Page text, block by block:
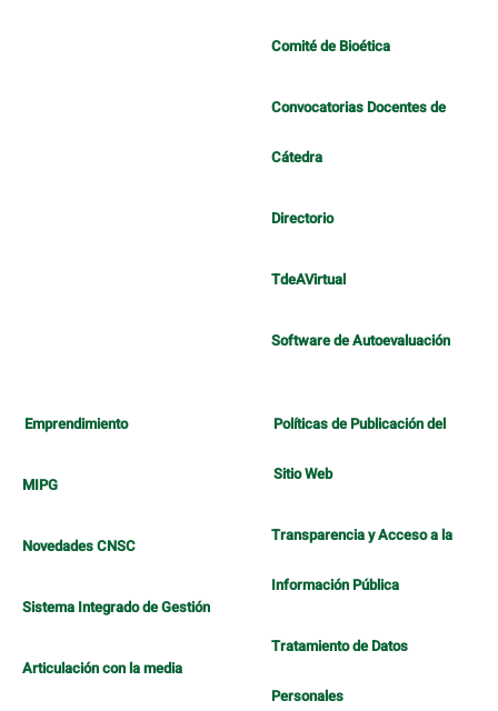
Comité de Bioética
Convocatorias Docentes de
Cátedra
Directorio
TdeAVirtual
Software de Autoevaluación
Emprendimiento
MIPG
Novedades CNSC
Sistema Integrado de Gestión
Articulación con la media
Políticas de Publicación del
Sitio Web
Transparencia y Acceso a la
Información Pública
Tratamiento de Datos
Personales